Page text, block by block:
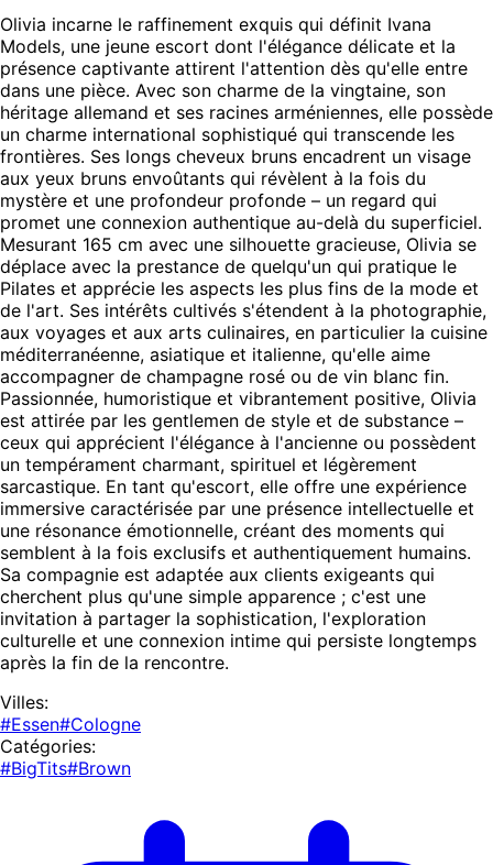
Olivia incarne le raffinement exquis qui définit Ivana
Models, une jeune escort dont l'élégance délicate et la
présence captivante attirent l'attention dès qu'elle entre
dans une pièce. Avec son charme de la vingtaine, son
héritage allemand et ses racines arméniennes, elle possède
un charme international sophistiqué qui transcende les
frontières. Ses longs cheveux bruns encadrent un visage
aux yeux bruns envoûtants qui révèlent à la fois du
mystère et une profondeur profonde – un regard qui
promet une connexion authentique au-delà du superficiel.
Mesurant 165 cm avec une silhouette gracieuse, Olivia se
déplace avec la prestance de quelqu'un qui pratique le
Pilates et apprécie les aspects les plus fins de la mode et
de l'art. Ses intérêts cultivés s'étendent à la photographie,
aux voyages et aux arts culinaires, en particulier la cuisine
méditerranéenne, asiatique et italienne, qu'elle aime
accompagner de champagne rosé ou de vin blanc fin.
Passionnée, humoristique et vibrantement positive, Olivia
est attirée par les gentlemen de style et de substance –
ceux qui apprécient l'élégance à l'ancienne ou possèdent
un tempérament charmant, spirituel et légèrement
sarcastique. En tant qu'escort, elle offre une expérience
immersive caractérisée par une présence intellectuelle et
une résonance émotionnelle, créant des moments qui
semblent à la fois exclusifs et authentiquement humains.
Sa compagnie est adaptée aux clients exigeants qui
cherchent plus qu'une simple apparence ; c'est une
invitation à partager la sophistication, l'exploration
culturelle et une connexion intime qui persiste longtemps
après la fin de la rencontre.
Villes:
#Essen#Cologne
Catégories:
#BigTits#Brown